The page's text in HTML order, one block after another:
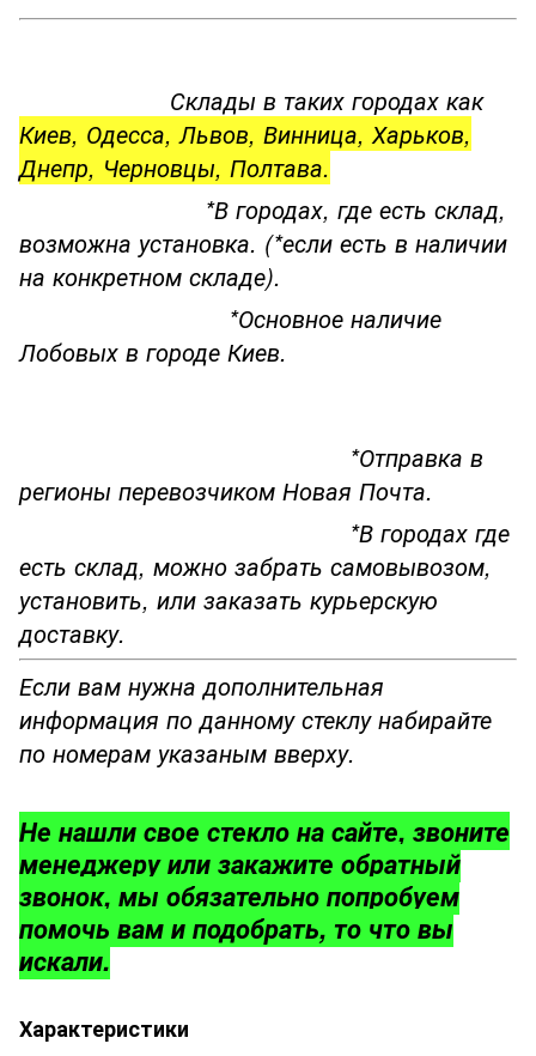
Склады в таких городах как
Киев, Одесса, Львов, Винница, Харьков,
Днепр, Черновцы, Полтава.
*В городах, где есть склад,
возможна установка. (*если есть в наличии
на конкретном складе).
*Основное наличие
Лобовых в городе Киев.
*Отправка в
регионы перевозчиком Новая Почта.
*В городах где
есть склад, можно забрать самовывозом,
установить, или заказать курьерскую
доставку.
Если вам нужна дополнительная
информация по данному стеклу набирайте
по номерам указаным вверху.
Не нашли свое стекло на сайте, звоните
менеджеру или закажите обратный
звонок, мы обязательно попробуем
помочь вам и подобрать, то что вы
искали.
Характеристики